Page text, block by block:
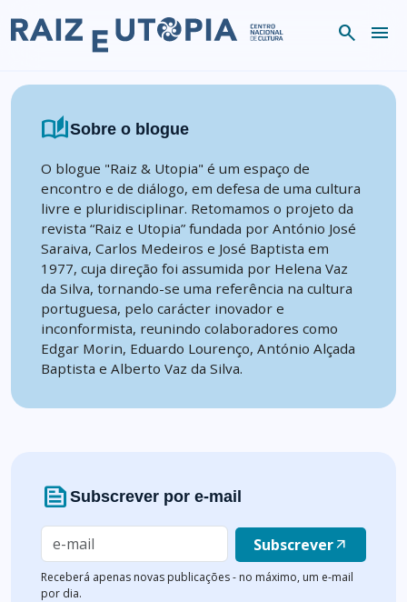
search menu
auto_storiesSobre o blogue
O blogue "Raiz & Utopia" é um espaço de
encontro e de diálogo, em defesa de uma cultura
livre e pluridisciplinar. Retomamos o projeto da
revista “Raiz e Utopia” fundada por António José
Saraiva, Carlos Medeiros e José Baptista em
1977, cuja direção foi assumida por Helena Vaz
da Silva, tornando-se uma referência na cultura
portuguesa, pelo carácter inovador e
inconformista, reunindo colaboradores como
Edgar Morin, Eduardo Lourenço, António Alçada
Baptista e Alberto Vaz da Silva.
news Subscrever por e-mail
Subscreverarrow_outward
Receberá apenas novas publicações - no máximo, um e-mail
por dia.